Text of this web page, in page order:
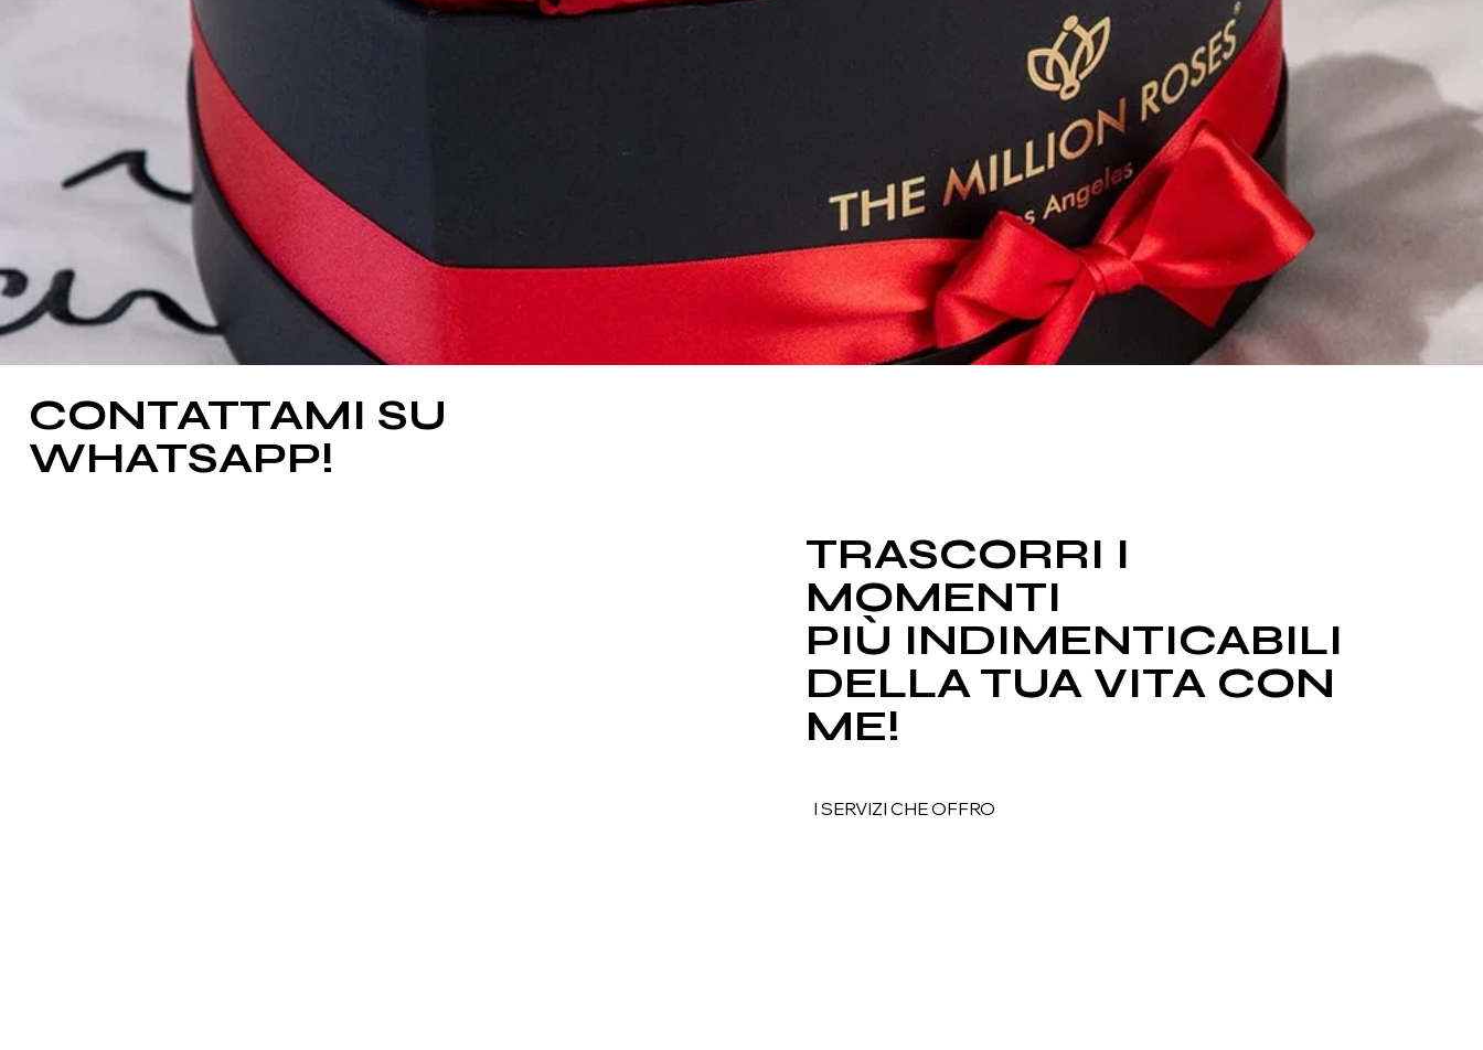
CONTATTAMI SU
WHATSAPP!
TRASCORRI I
MOMENTI
PIÙ INDIMENTICABILI
DELLA TUA VITA CON
ME!
I SERVIZI CHE OFFRO